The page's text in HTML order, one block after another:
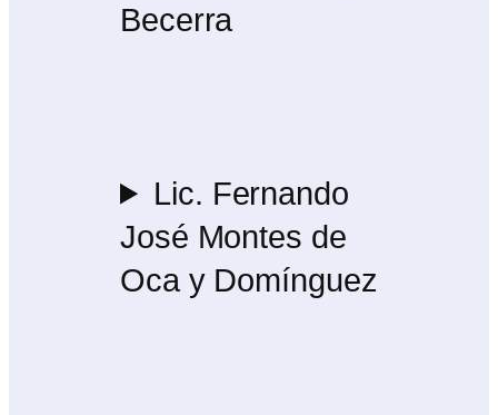
Becerra
Lic. Fernando
José Montes de
Oca y Domínguez